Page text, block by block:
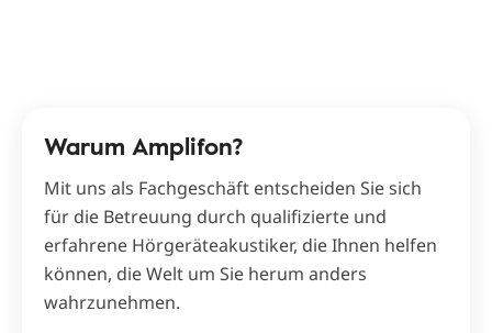
Warum Amplifon?
Mit uns als Fachgeschäft entscheiden Sie sich
für die Betreuung durch qualifizierte und
erfahrene Hörgeräteakustiker, die Ihnen helfen
können, die Welt um Sie herum anders
wahrzunehmen.